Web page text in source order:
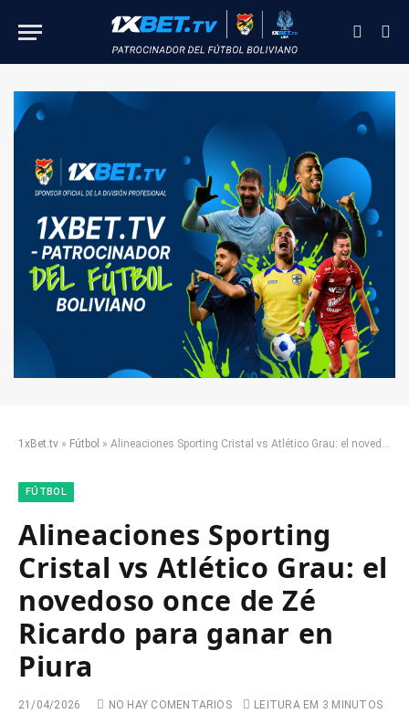
1xBet.tv » Fútbol » Alineaciones Sporting Cristal vs Atlético Grau: el novedoso once de Zé Ricardo para ganar en Piura
FÚTBOL
Alineaciones Sporting
Cristal vs Atlético Grau: el
novedoso once de Zé
Ricardo para ganar en
Piura
21/04/2026 NO HAY COMENTARIOS LEITURA EM 3 MINUTOS